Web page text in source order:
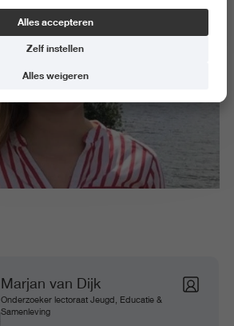
Marjan van Dijk
Onderzoeker lectoraat Jeugd, Educatie &
Samenleving
Alles accepteren
Zelf instellen
Alles weigeren